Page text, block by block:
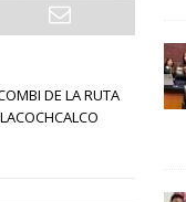
DE LA RUTA